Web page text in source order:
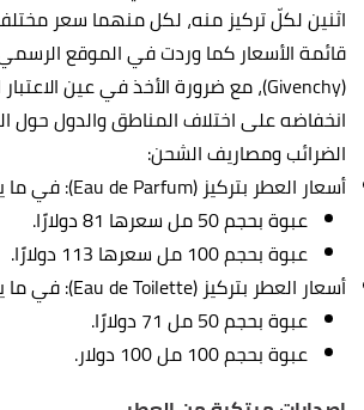
اثنين لكلّ تركيز منه، لكل منهما سعر
قائمة الأسعار كما وردت في الموقع
(Givenchy)، مع ضرورة
الأخذ في عين
انخفاضه على اختلاف المناطق والدول حول
الضرائب ومصاريف الشحن:
أسعار العطر بتركيز (Eau de Parfum): في ما
عبوة بحجم 50 مل سعرها 81 دولارًا.
عبوة بحجم 100 مل سعرها 113 دولارًا.
أسعار العطر بتركيز (Eau de Toilette): في ما
عبوة بحجم 50 مل 71 دولارًا.
عبوة بحجم 100 مل 100 دولار.